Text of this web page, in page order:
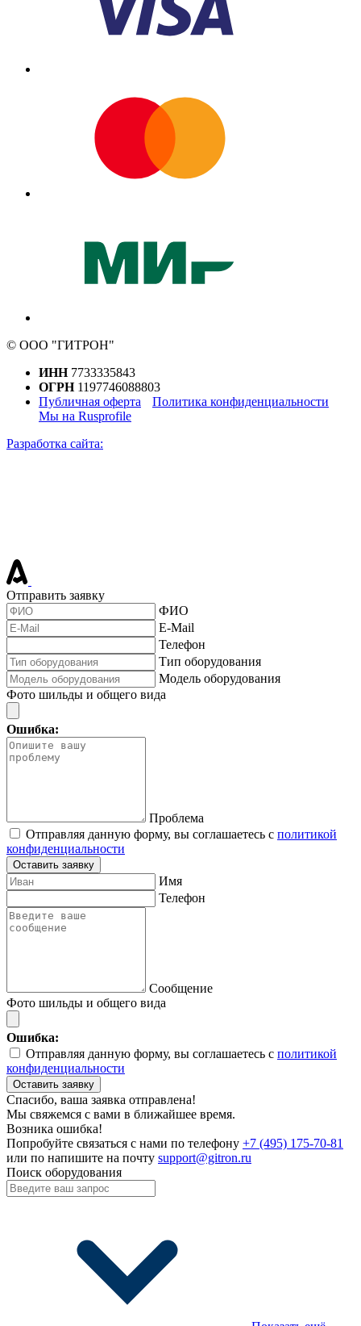
© ООО "ГИТРОН"
ИНН7733335843
ОГРН1197746088803
Публичная оферта
Политика конфиденциальности
Мы на Rusprofile
Разработка сайта:
Отправить заявку
ФИО
E-Mail
Телефон
Тип оборудования
Модель оборудования
Фото шильды и общего вида
Ошибка:
Проблема
Отправляя данную форму, вы соглашаетесь с политикой
конфиденциальности
Оставить заявку
Имя
Телефон
Сообщение
Фото шильды и общего вида
Ошибка:
Отправляя данную форму, вы соглашаетесь с политикой
конфиденциальности
Оставить заявку
Спасибо, ваша заявка отправлена!
Мы свяжемся с вами в ближайшее время.
Возника ошибка!
Попробуйте связаться с нами по телефону +7 (495) 175-70-81
или по напишите на почту support@gitron.ru
Поиск оборудования